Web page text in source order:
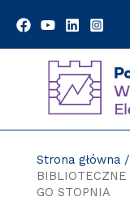
Strona główna/
GO STOPNIA